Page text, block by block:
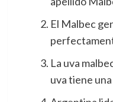
El Malbec
La uva
uva tiene